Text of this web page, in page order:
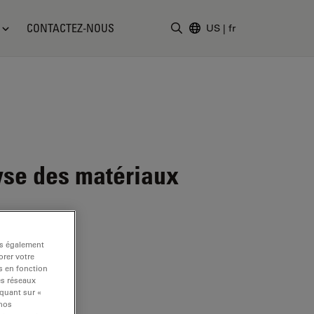
CONTACTEZ-NOUS US | fr
des matériaux
également
votre
en fonction
réseaux
sur «